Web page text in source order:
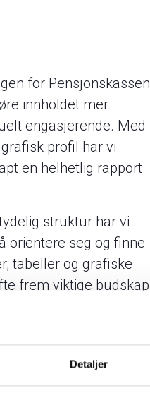
Detaljer
for Pensjonskassen
innholdet mer
engasjerende. Med
profil har vi
en helhetlig rapport
struktur har vi
orientere seg og finne
tabeller og grafiske
frem viktige budskap
skoler.
en mer menneskelig